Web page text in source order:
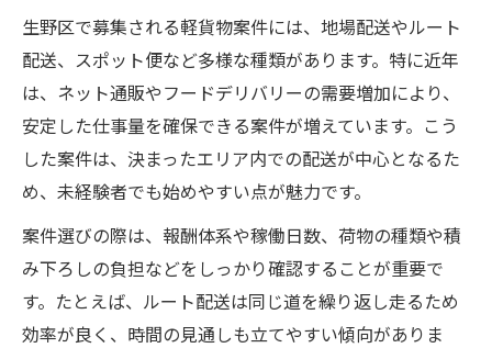
軽貨物開業を生野区で実現するための流れ
条件比較で納得の軽貨物案件選び方
軽貨物案件の条件比較で得するポイント
生野区で軽貨物案件を選ぶ基準の整理
案件比較で重視したい軽貨物の条件とは
軽貨物の働き方別に合う案件の選び方
生野区で失敗しない軽貨物案件比較術
軽貨物で叶える生野区の安定した働き方
軽貨物で実現する生野区の安定収入モデル
生野区で募集される軽貨物案件には、地場配送やルート
配送、スポット便など多様な種類があります。特に近年
は、ネット通販やフードデリバリーの需要増加により、
安定した仕事量を確保できる案件が増えています。こう
した案件は、決まったエリア内での配送が中心となるた
め、未経験者でも始めやすい点が魅力です。
案件選びの際は、報酬体系や稼働日数、荷物の種類や積
み下ろしの負担などをしっかり確認することが重要で
す。たとえば、ルート配送は同じ道を繰り返し走るため
効率が良く、時間の見通しも立てやすい傾向がありま